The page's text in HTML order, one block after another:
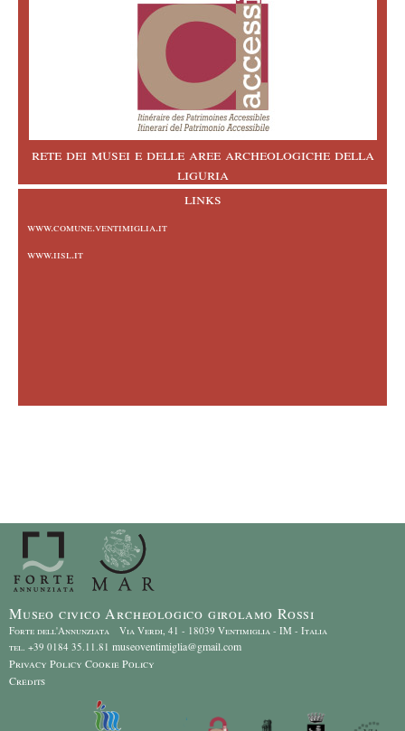
rete dei musei e delle aree archeologiche della
liguria
links
www.comune.ventimiglia.it
www.iisl.it
Museo civico Archeologico girolamo Rossi
Forte dell'Annunziata Via Verdi, 41 - 18039 Ventimiglia - IM - Italia
tel. +39 0184 35.11.81 museoventimiglia@gmail.com
Privacy Policy Cookie Policy
Credits